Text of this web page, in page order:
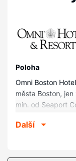
Poloha
Omni Boston
města Boston,
min. od Seaport
km od Institut
V jednom z 1054
Další